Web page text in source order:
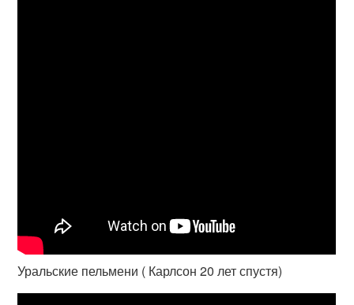
Уральские пельмени ( Карлсон 20 лет спустя)